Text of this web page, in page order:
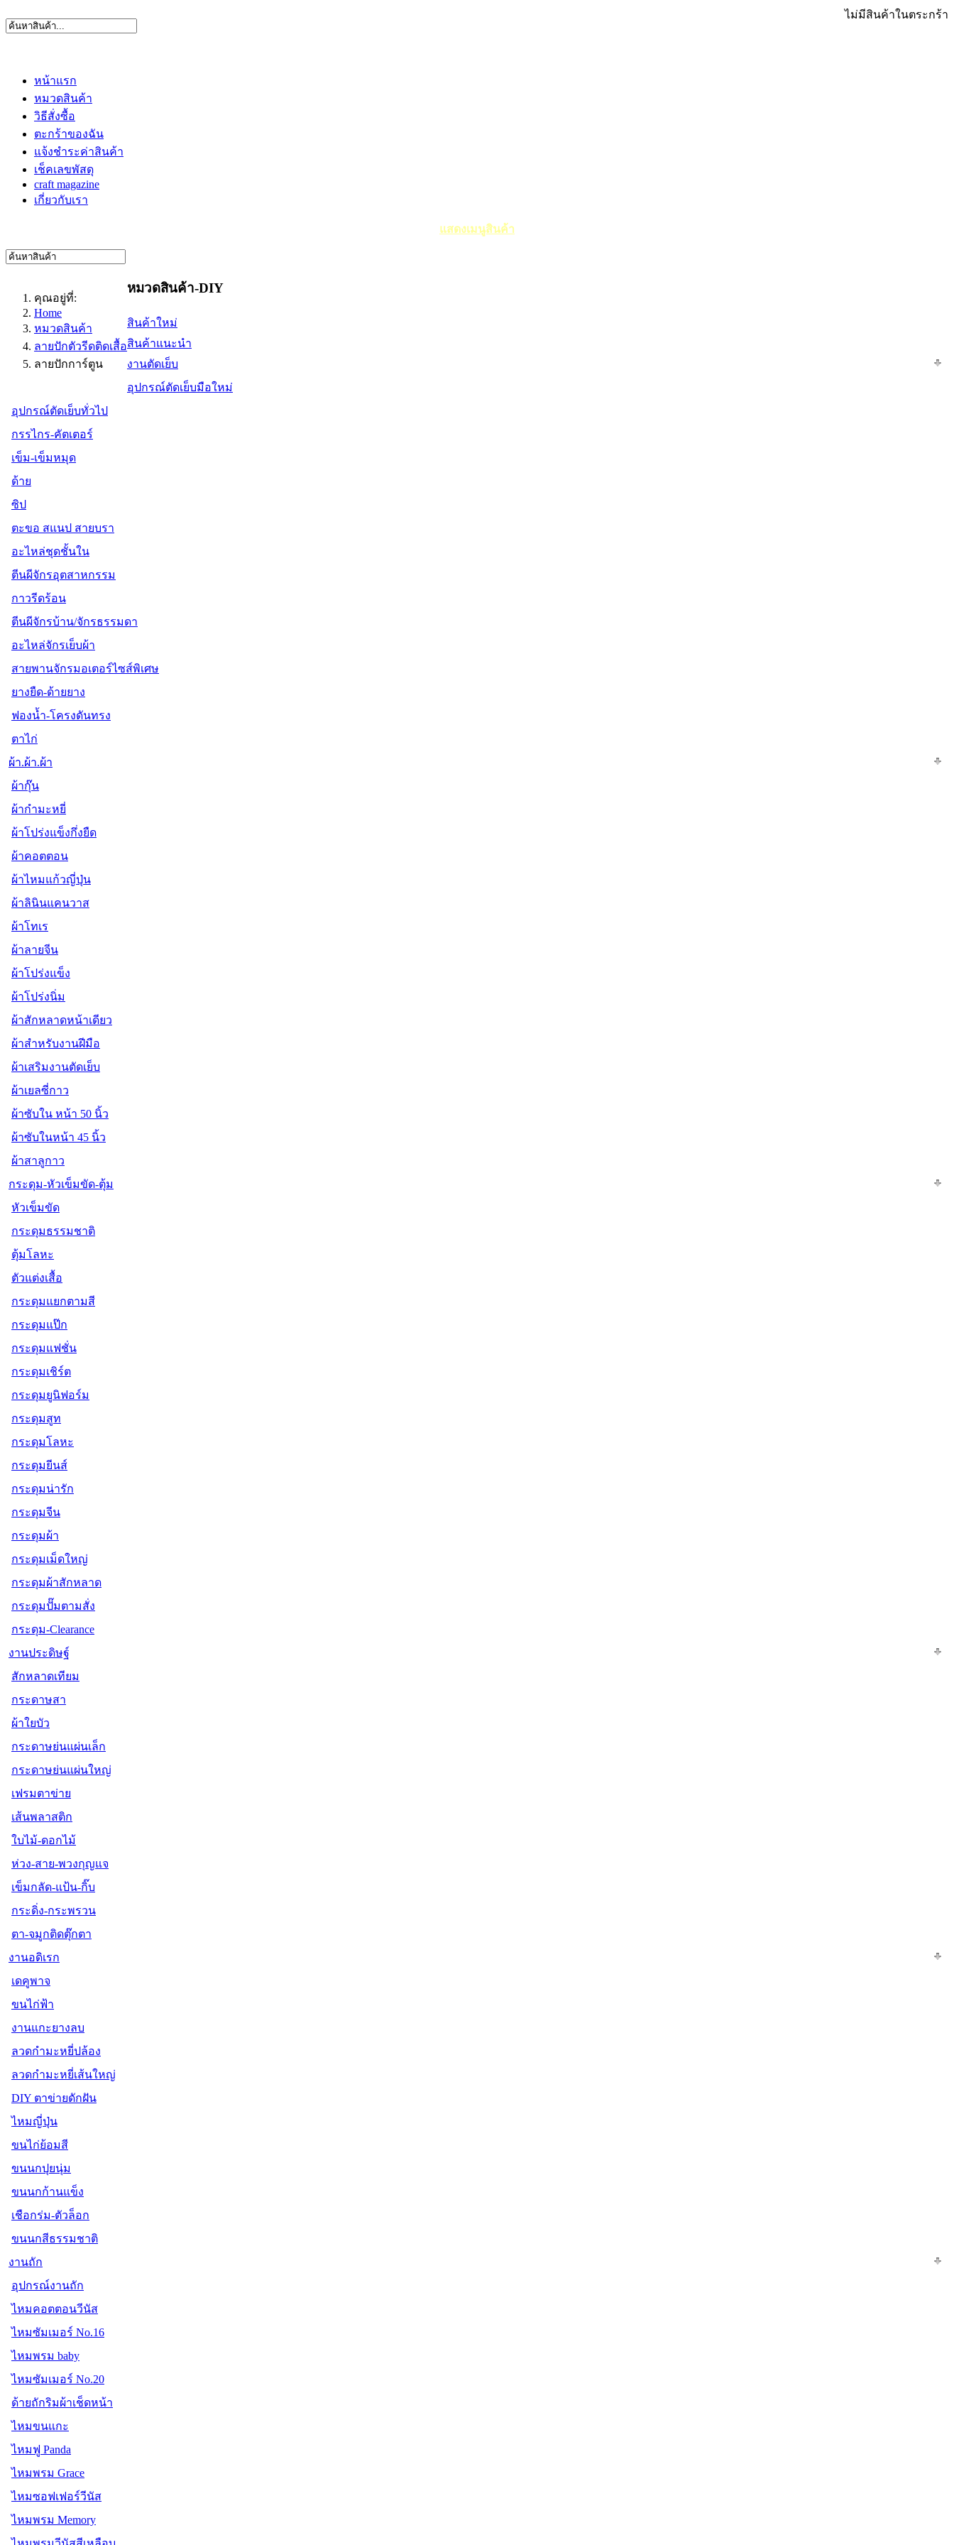
ไม่มีสินค้าในตระกร้า
หน้าแรก
หมวดสินค้า
วิธีสั่งซื้อ
ตะกร้าของฉัน
แจ้งชำระค่าสินค้า
เช็คเลขพัสดุ
craft magazine
เกี่ยวกับเรา
แสดงเมนูสินค้า
คุณอยู่ที่:
Home
หมวดสินค้า
ลายปักตัวรีดติดเสื้อ
ลายปักการ์ตูน
หมวดสินค้า-DIY
สินค้าใหม่
สินค้าแนะนำ
งานตัดเย็บ
อุปกรณ์ตัดเย็บมือใหม่
อุปกรณ์ตัดเย็บทั่วไป
กรรไกร-คัตเตอร์
เข็ม-เข็มหมุด
ด้าย
ซิป
ตะขอ สแนป สายบรา
อะไหล่ชุดชั้นใน
ตีนผีจักรอุตสาหกรรม
กาวรีดร้อน
ตีนผีจักรบ้าน/จักรธรรมดา
อะไหล่จักรเย็บผ้า
สายพานจักรมอเตอร์ไซส์พิเศษ
ยางยืด-ด้ายยาง
ฟองน้ำ-โครงดันทรง
ตาไก่
ผ้า.ผ้า.ผ้า
ผ้ากุ๊น
ผ้ากำมะหยี่
ผ้าโปร่งแข็งกึ่งยืด
ผ้าคอตตอน
ผ้าไหมแก้วญี่ปุ่น
ผ้าลินินแคนวาส
ผ้าโทเร
ผ้าลายจีน
ผ้าโปร่งแข็ง
ผ้าโปร่งนิ่ม
ผ้าสักหลาดหน้าเดียว
ผ้าสำหรับงานฝีมือ
ผ้าเสริมงานตัดเย็บ
ผ้าเยลซี่กาว
ผ้าซับใน หน้า 50 นิ้ว
ผ้าซับในหน้า 45 นิ้ว
ผ้าสาลูกาว
กระดุม-หัวเข็มขัด-ตุ้ม
หัวเข็มขัด
กระดุมธรรมชาติ
ตุ้มโลหะ
ตัวแต่งเสื้อ
กระดุมแยกตามสี
กระดุมแป๊ก
กระดุมแฟชั่น
กระดุมเชิร์ต
กระดุมยูนิฟอร์ม
กระดุมสูท
กระดุมโลหะ
กระดุมยีนส์
กระดุมน่ารัก
กระดุมจีน
กระดุมผ้า
กระดุมเม็ดใหญ่
กระดุมผ้าสักหลาด
กระดุมปั๊มตามสั่ง
กระดุม-Clearance
งานประดิษฐ์
สักหลาดเทียม
กระดาษสา
ผ้าใยบัว
กระดาษย่นแผ่นเล็ก
กระดาษย่นแผ่นใหญ่
เฟรมตาข่าย
เส้นพลาสติก
ใบไม้-ดอกไม้
ห่วง-สาย-พวงกุญแจ
เข็มกลัด-แป้น-กิ๊บ
กระดิ่ง-กระพรวน
ตา-จมูกติดตุ๊กตา
งานอดิเรก
เดคูพาจ
ขนไก่ฟ้า
งานแกะยางลบ
ลวดกำมะหยี่ปล้อง
ลวดกำมะหยี่เส้นใหญ่
DIY ตาข่ายดักฝัน
ไหมญี่ปุ่น
ขนไก่ย้อมสี
ขนนกปุยนุ่ม
ขนนกก้านแข็ง
เชือกร่ม-ตัวล็อก
ขนนกสีธรรมชาติ
งานถัก
อุปกรณ์งานถัก
ไหมคอตตอนวีนัส
ไหมซัมเมอร์ No.16
ไหมพรม baby
ไหมซัมเมอร์ No.20
ด้ายถักริมผ้าเช็ดหน้า
ไหมขนแกะ
ไหมฟู Panda
ไหมพรม Grace
ไหมซอฟเฟอร์วีนัส
ไหมพรม Memory